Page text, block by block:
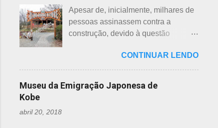
semana após a morte e, novamente,
depois de 7 semanas. Não descobri
a razão, mas não é de estranhar
porque há 7 deuses da sorte.
Shichifukujin (七 福神) significa "Sete
xintoísmo. Shichi ...
atualmente, o futebol caiu no gosto
deles e é o primeiro no ranking. O
beisebol caiu para o segundo lugar. A
japoneses foi crescendo
gradativamente. Algumas pesquisas
de poucos anos atrás, mostravam o
Apesar de, inicialmente, milhares de
pessoas assinassem contra a
construção, devido à questão
dinossauros, Dino Adventure
Nagoya, foi inaugurado em julho do
ano passado (2016), junto ao Odaka
Ryokuchi, localizado em Sakyoyama,
CONTINUAR LENDO
Museu da Emigração Japonesa de
Kobe
abril 20, 2018